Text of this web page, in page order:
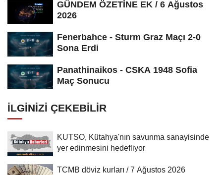
GÜNDEM ÖZETİNE EK / 6 Ağustos
2026
Fenerbahce - Sturm Graz Maçı 2-0
Sona Erdi
Panathinaikos - CSKA 1948 Sofia
Maç Sonucu
İLGINIZI ÇEKEBILIR
KUTSO, Kütahya'nın savunma sanayisinde
yer edinmesini hedefliyor
TCMB döviz kurları / 7 Ağustos 2026